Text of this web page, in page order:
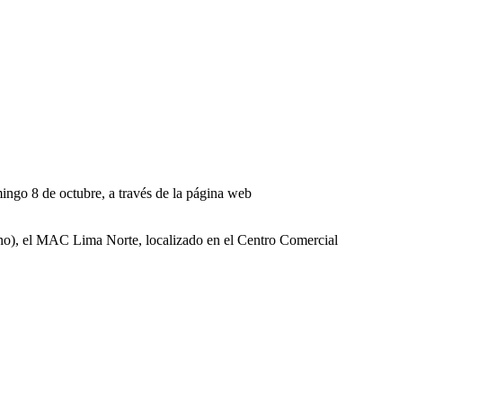
8 de octubre, a través de la página web
el MAC Lima Norte, localizado en el Centro Comercial